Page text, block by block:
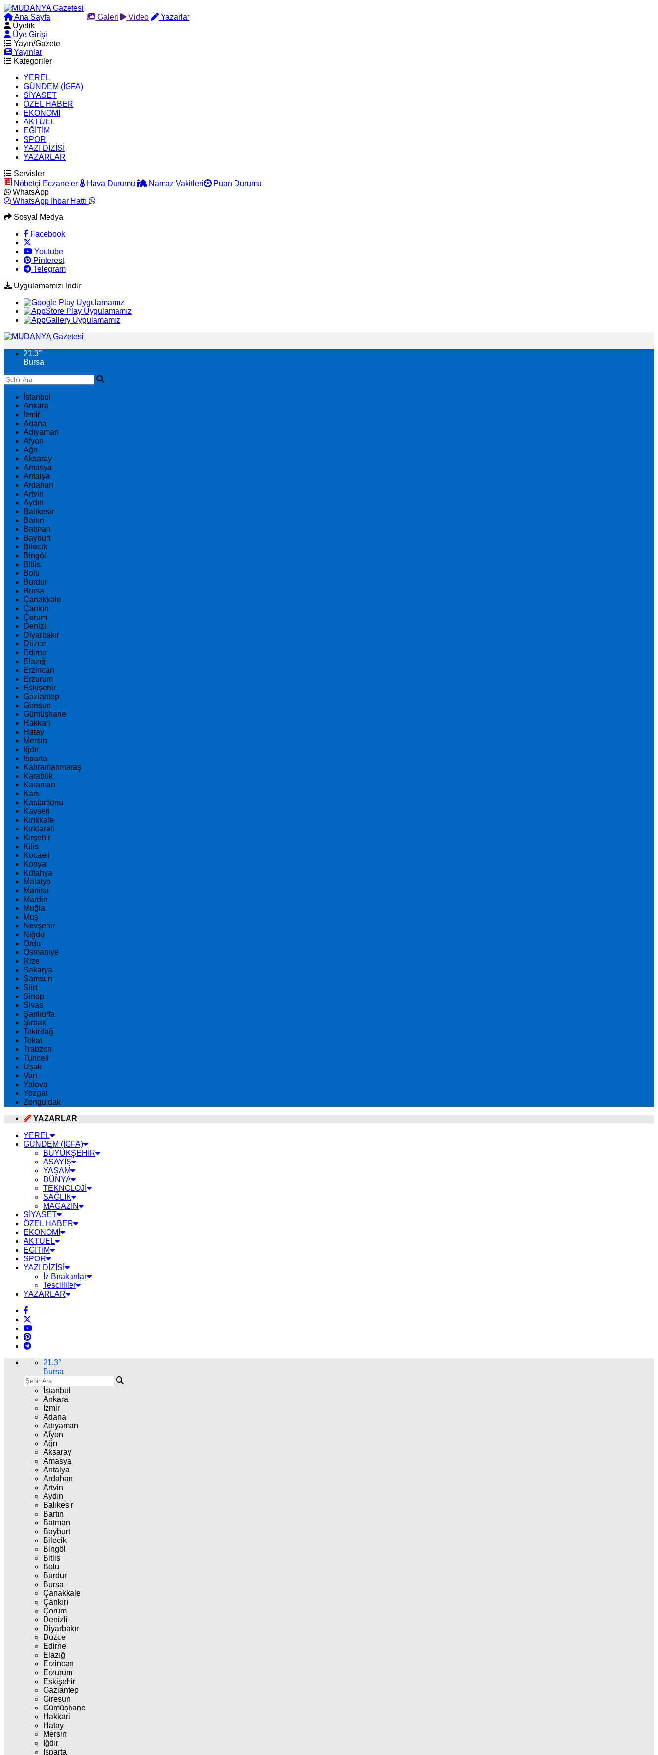
Ana Sayfa Galeri Video
Yazarlar
Üyelik
Üye Girişi
Yayın/Gazete
Yayınlar
Kategoriler
YEREL
GÜNDEM (İGFA)
SİYASET
ÖZEL HABER
EKONOMİ
AKTÜEL
EĞİTİM
SPOR
YAZI DİZİSİ
YAZARLAR
Servisler
Nöbetçi Eczaneler
Hava Durumu Namaz Vakitleri
Puan Durumu
WhatsApp
WhatsApp İhbar Hattı
Sosyal Medya
Facebook
Youtube
Pinterest
Telegram
Uygulamamızı İndir
21.3°
Bursa
İstanbul
Ankara
İzmir
Adana
Adıyaman
Afyon
Ağrı
Aksaray
Amasya
Antalya
Ardahan
Artvin
Aydın
Balıkesir
Bartın
Batman
Bayburt
Bilecik
Bingöl
Bitlis
Bolu
Burdur
Bursa
Çanakkale
Çankırı
Çorum
Denizli
Diyarbakır
Düzce
Edirne
Elazığ
Erzincan
Erzurum
Eskişehir
Gaziantep
Giresun
Gümüşhane
Hakkari
Hatay
Mersin
Iğdır
Isparta
Kahramanmaraş
Karabük
Karaman
Kars
Kastamonu
Kayseri
Kırıkkale
Kırklareli
Kırşehir
Kilis
Kocaeli
Konya
Kütahya
Malatya
Manisa
Mardin
Muğla
Muş
Nevşehir
Niğde
Ordu
Osmaniye
Rize
Sakarya
Samsun
Siirt
Sinop
Sivas
Şanlıurfa
Şırnak
Tekirdağ
Tokat
Trabzon
Tunceli
Uşak
Van
Yalova
Yozgat
Zonguldak
YAZARLAR
YEREL
GÜNDEM (İGFA)
BÜYÜKŞEHİR
ASAYİŞ
YAŞAM
DÜNYA
TEKNOLOJİ
SAĞLIK
MAGAZİN
SİYASET
ÖZEL HABER
EKONOMİ
AKTÜEL
EĞİTİM
SPOR
YAZI DİZİSİ
İz Bırakanlar
Tescilliler
YAZARLAR
21.3°
Bursa
İstanbul
Ankara
İzmir
Adana
Adıyaman
Afyon
Ağrı
Aksaray
Amasya
Antalya
Ardahan
Artvin
Aydın
Balıkesir
Bartın
Batman
Bayburt
Bilecik
Bingöl
Bitlis
Bolu
Burdur
Bursa
Çanakkale
Çankırı
Çorum
Denizli
Diyarbakır
Düzce
Edirne
Elazığ
Erzincan
Erzurum
Eskişehir
Gaziantep
Giresun
Gümüşhane
Hakkari
Hatay
Mersin
Iğdır
Isparta